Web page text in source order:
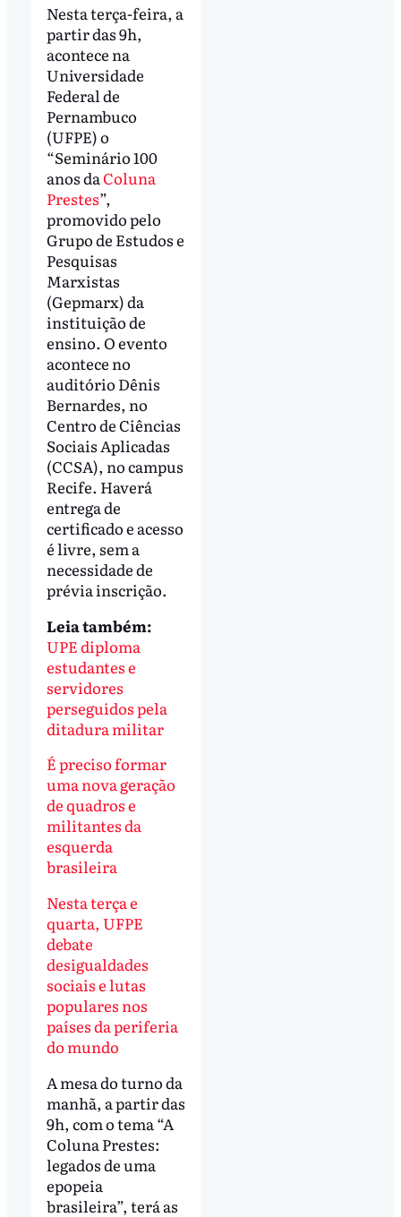
Nesta terça-feira, a
partir das 9h,
acontece na
Universidade
Federal de
Pernambuco
(UFPE) o
“Seminário 100
anos daColuna
Prestes”,
promovido pelo
Grupo de Estudos e
Pesquisas
Marxistas
(Gepmarx) da
instituição de
ensino. O evento
acontece no
auditório Dênis
Bernardes, no
Centro de Ciências
Sociais Aplicadas
(CCSA), no campus
Recife. Haverá
entrega de
certificado e acesso
é livre, sem a
necessidade de
prévia inscrição.
Leia também:
UPE diploma
estudantes e
servidores
perseguidos pela
ditadura militar
É preciso formar
uma nova geração
de quadros e
militantes da
esquerda
brasileira
Nesta terça e
quarta, UFPE
debate
desigualdades
sociais e lutas
populares nos
países da periferia
do mundo
A mesa do turno da
manhã, a partir das
9h, com o tema “A
Coluna Prestes:
legados de uma
epopeia
brasileira”, terá as